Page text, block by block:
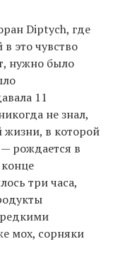
Diptych, где
это чувство
нужно было
11
не знал,
жизни, в которой
рождается в
три часа,
редкими
мох, сорняки